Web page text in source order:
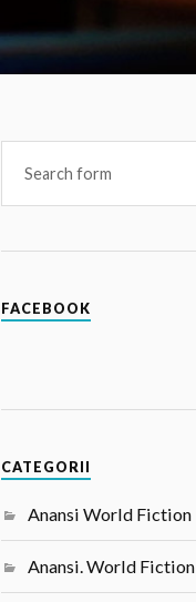
FACEBOOK
CATEGORII
Anansi World Fiction
Anansi. World Fiction